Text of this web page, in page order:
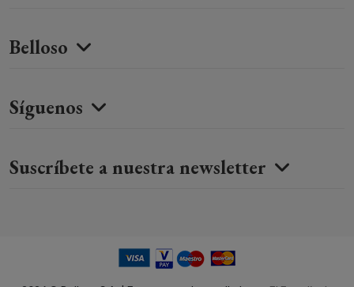
Belloso
Síguenos
Suscríbete a nuestra newsletter